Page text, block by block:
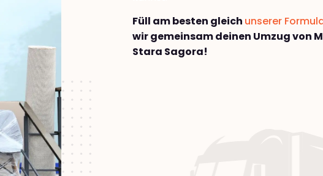
Füll am besten gleich unserer
wir gemeinsam deinen Umzug von
Stara Sagora!